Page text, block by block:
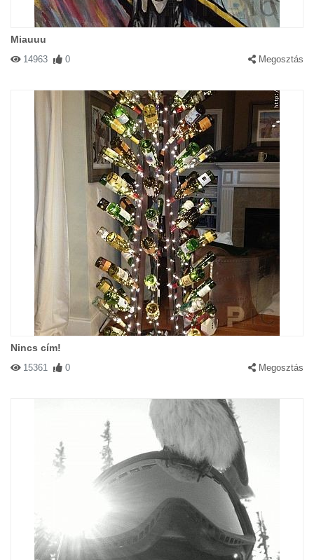
Miauuu
14963 0 Megosztás
Nincs cím!
15361 0 Megosztás